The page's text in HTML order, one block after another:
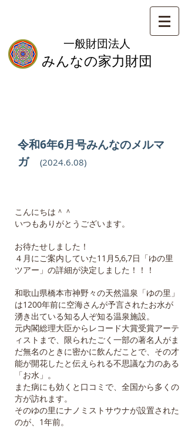
一般財団法人
みんなの家力財団
令和6年6月号みんなのメルマ
ガ
(2024.6.08)
こんにちは＾＾
いつもありがとうございます。
お待たせしました！
４月にご案内していた11月5,6,7日「ゆの里
ツアー」の詳細が決定しました！！！
和歌山県橋本市神野々の天然温泉「ゆの里」
は1200年前に空海さんが予言されたお水が
湧き出ている知る人ぞ知る温泉施設。
元内閣総理大臣からレコード大賞受賞アーテ
ィストまで、限られたごく一部の著名人がま
だ無名のときに密かに飲んだことで、その才
能が開花したと伝えられる不思議な力のある
「お水」。
また病にも効くと口コミで、全国から多くの
方が訪れます。
そのゆの里にナノミストサウナが設置された
のが、1年前。